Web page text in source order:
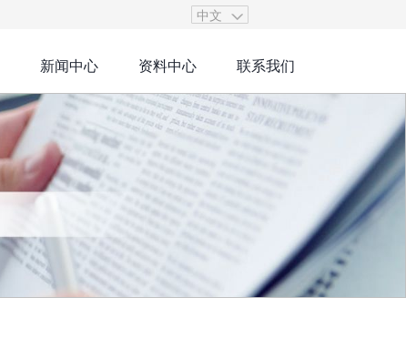
中文
新闻中心 资料中心 联系我们